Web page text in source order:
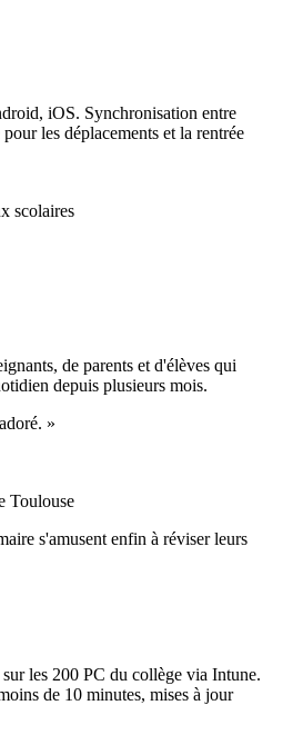
iOS. Synchronisation entre
les déplacements et la rentrée
scolaires
de parents et d'élèves qui
depuis plusieurs mois.
»
Toulouse
s'amusent enfin à réviser leurs
les 200 PC du collège via Intune.
de 10 minutes, mises à jour